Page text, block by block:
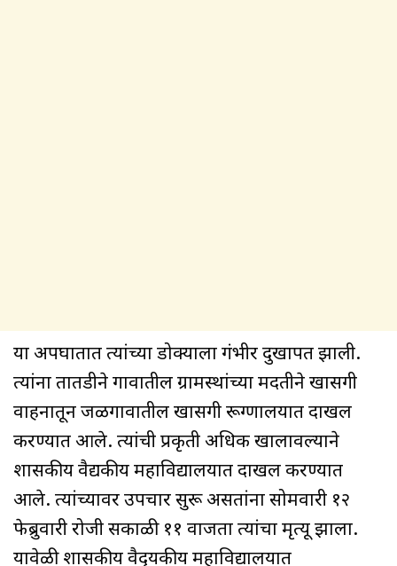
या अपघातात त्यांच्या डोक्याला गंभीर दुखापत झाली.
त्यांना तातडीने गावातील ग्रामस्थांच्या मदतीने खासगी
वाहनातून जळगावातील खासगी रूग्णालयात दाखल
करण्यात आले. त्यांची प्रकृती अधिक खालावल्याने
शासकीय वैद्यकीय महाविद्यालयात दाखल करण्यात
आले. त्यांच्यावर उपचार सुरू असतांना सोमवारी १२
फेब्रुवारी रोजी सकाळी ११ वाजता त्यांचा मृत्यू झाला.
यावेळी शासकीय वैदृयकीय महाविद्यालयात